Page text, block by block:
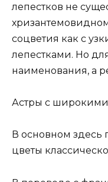
лепестков не
соцветия как с
лепестками. Но
наименования, а
Астры с широкими
В основном
цветы